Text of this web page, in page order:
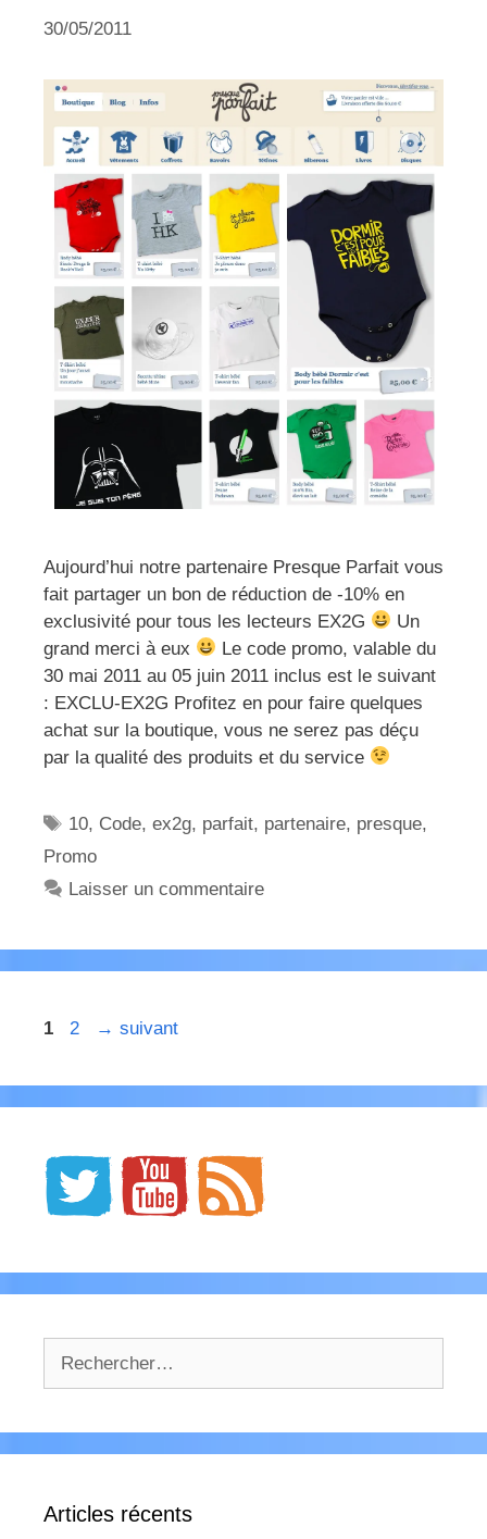
30/05/2011
Aujourd’hui notre partenaire Presque Parfait vous
fait partager un bon de réduction de -10% en
exclusivité pour tous les lecteurs EX2G
Un
grand merci à eux
Le code promo, valable du
30 mai 2011 au 05 juin 2011 inclus est le suivant
: EXCLU-EX2G Profitez en pour faire quelques
achat sur la boutique, vous ne serez pas déçu
par la qualité des produits et du service
Étiquettes
10, Code,ex2g, parfait, partenaire, presque,
Promo
Laisser un commentaire
Page
1 Page
2 → suivant
Articles récents